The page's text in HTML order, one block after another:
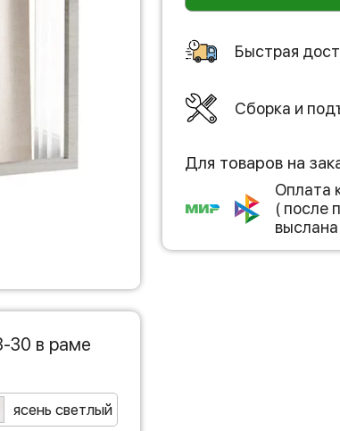
Быстрая
Сборка и
Для товаров на
Оплата
( после
30 в раме
ясень светлый